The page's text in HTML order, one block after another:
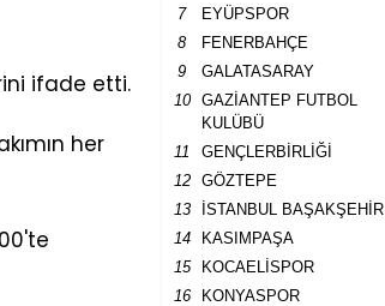
ifade etti.
her
7
EYÜPSPOR
8
FENERBAHÇE
9
GALATASARAY
10
GAZİANTEP FUTBOL
KULÜBÜ
11 GENÇLERBİRLİĞİ
12
GÖZTEPE
13
İSTANBUL BAŞAKŞEHİR
14
KASIMPAŞA
15
KOCAELİSPOR
16
KONYASPOR